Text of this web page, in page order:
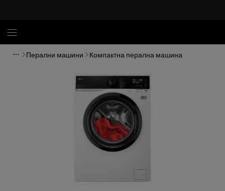
Перални машини Компактна перална машина